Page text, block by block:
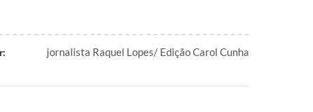
jornalista Raquel Lopes/ Edição Carol Cunha